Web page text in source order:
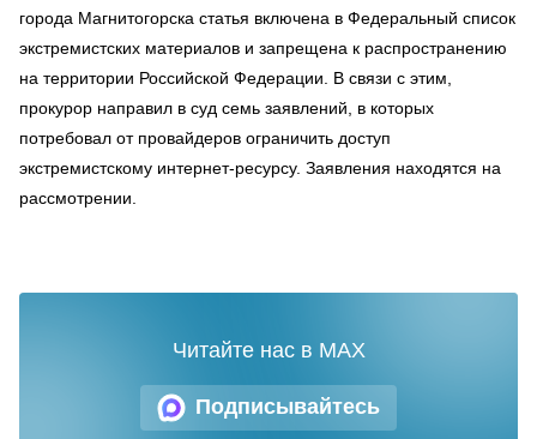
города Магнитогорска статья включена в Федеральный список
экстремистских материалов и запрещена к распространению
на территории Российской Федерации. В связи с этим,
прокурор направил в суд семь заявлений, в которых
потребовал от провайдеров ограничить доступ
экстремистскому интернет-ресурсу. Заявления находятся на
рассмотрении.
Подписывайтесь
Читайте нас в MAX